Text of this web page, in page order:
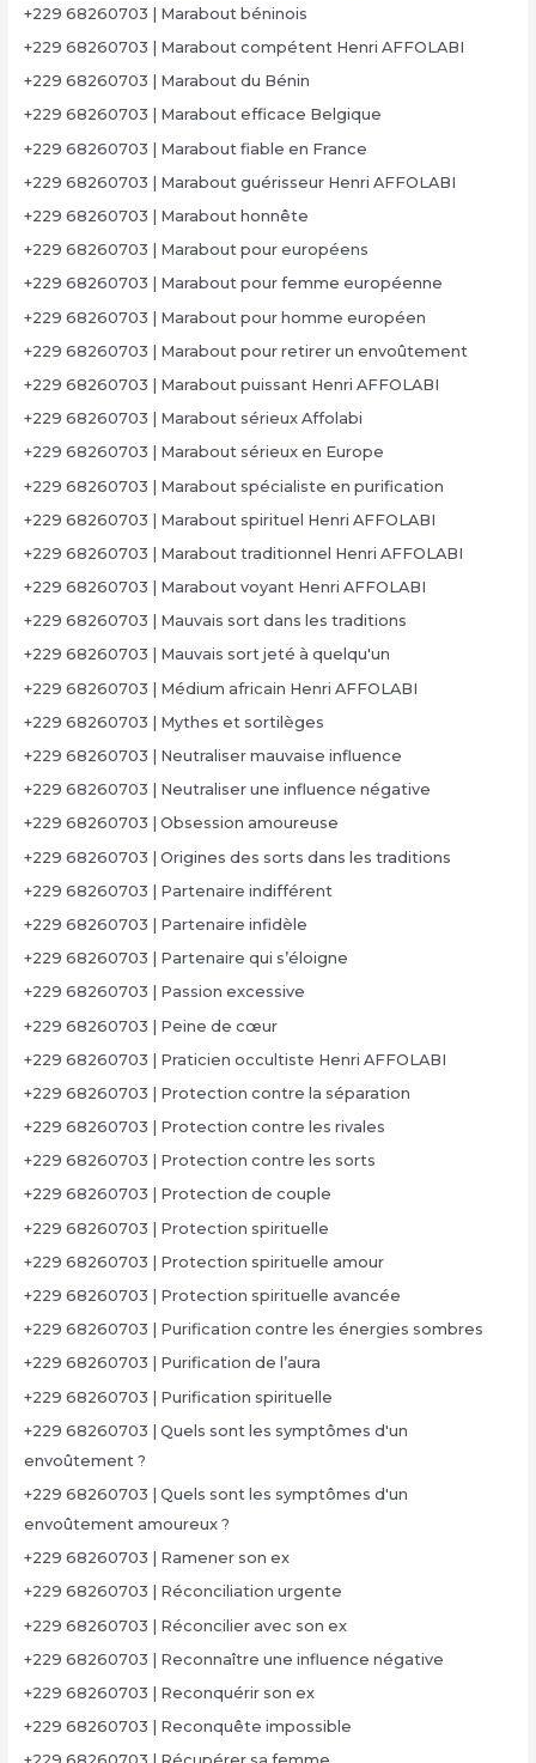
+229 68260703 | Marabout béninois
+229 68260703 | Marabout compétent Henri AFFOLABI
+229 68260703 | Marabout du Bénin
+229 68260703 | Marabout efficace Belgique
+229 68260703 | Marabout fiable en France
+229 68260703 | Marabout guérisseur Henri AFFOLABI
+229 68260703 | Marabout honnête
+229 68260703 | Marabout pour européens
+229 68260703 | Marabout pour femme européenne
+229 68260703 | Marabout pour homme européen
+229 68260703 | Marabout pour retirer un envoûtement
+229 68260703 | Marabout puissant Henri AFFOLABI
+229 68260703 | Marabout sérieux Affolabi
+229 68260703 | Marabout sérieux en Europe
+229 68260703 | Marabout spécialiste en purification
+229 68260703 | Marabout spirituel Henri AFFOLABI
+229 68260703 | Marabout traditionnel Henri AFFOLABI
+229 68260703 | Marabout voyant Henri AFFOLABI
+229 68260703 | Mauvais sort dans les traditions
+229 68260703 | Mauvais sort jeté à quelqu'un
+229 68260703 | Médium africain Henri AFFOLABI
+229 68260703 | Mythes et sortilèges
+229 68260703 | Neutraliser mauvaise influence
+229 68260703 | Neutraliser une influence négative
+229 68260703 | Obsession amoureuse
+229 68260703 | Origines des sorts dans les traditions
+229 68260703 | Partenaire indifférent
+229 68260703 | Partenaire infidèle
+229 68260703 | Partenaire qui s’éloigne
+229 68260703 | Passion excessive
+229 68260703 | Peine de cœur
+229 68260703 | Praticien occultiste Henri AFFOLABI
+229 68260703 | Protection contre la séparation
+229 68260703 | Protection contre les rivales
+229 68260703 | Protection contre les sorts
+229 68260703 | Protection de couple
+229 68260703 | Protection spirituelle
+229 68260703 | Protection spirituelle amour
+229 68260703 | Protection spirituelle avancée
+229 68260703 | Purification contre les énergies sombres
+229 68260703 | Purification de l’aura
+229 68260703 | Purification spirituelle
+229 68260703 | Quels sont les symptômes d'un
envoûtement ?
+229 68260703 | Quels sont les symptômes d'un
envoûtement amoureux ?
+229 68260703 | Ramener son ex
+229 68260703 | Réconciliation urgente
+229 68260703 | Réconcilier avec son ex
+229 68260703 | Reconnaître une influence négative
+229 68260703 | Reconquérir son ex
+229 68260703 | Reconquête impossible